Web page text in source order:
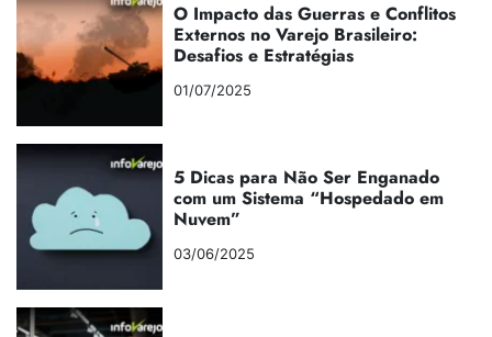
O Impacto das Guerras e Conflitos
Externos no Varejo Brasileiro:
Desafios e Estratégias
01/07/2025
5 Dicas para Não Ser Enganado
com um Sistema “Hospedado em
Nuvem”
03/06/2025